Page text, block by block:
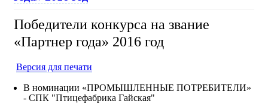
Победители конкурса на звание
«Партнер года» 2016 год
Версия для печати
В номинации «ПРОМЫШЛЕННЫЕ ПОТРЕБИТЕЛИ»
- СПК "Птицефабрика Гайская"